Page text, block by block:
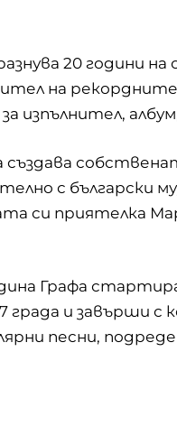
20 години
на
изпълнител,
създава
с български
си приятелка
Графа
града и завърши с
песни,